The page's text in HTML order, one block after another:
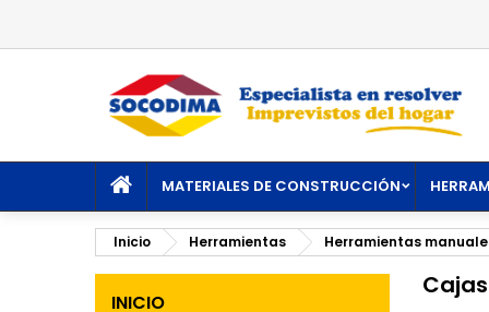
INICIOMATERIALES DE CONSTRUCCIÓN
Inicio Herramientas Herramientas
INICIO